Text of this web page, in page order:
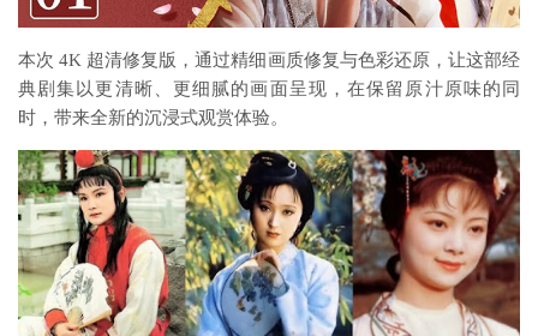
本次 4K 超清修复版，通过精细画质修复与色彩还原，让这部经
典剧集以更清晰、更细腻的画面呈现，在保留原汁原味的同
时，带来全新的沉浸式观赏体验。